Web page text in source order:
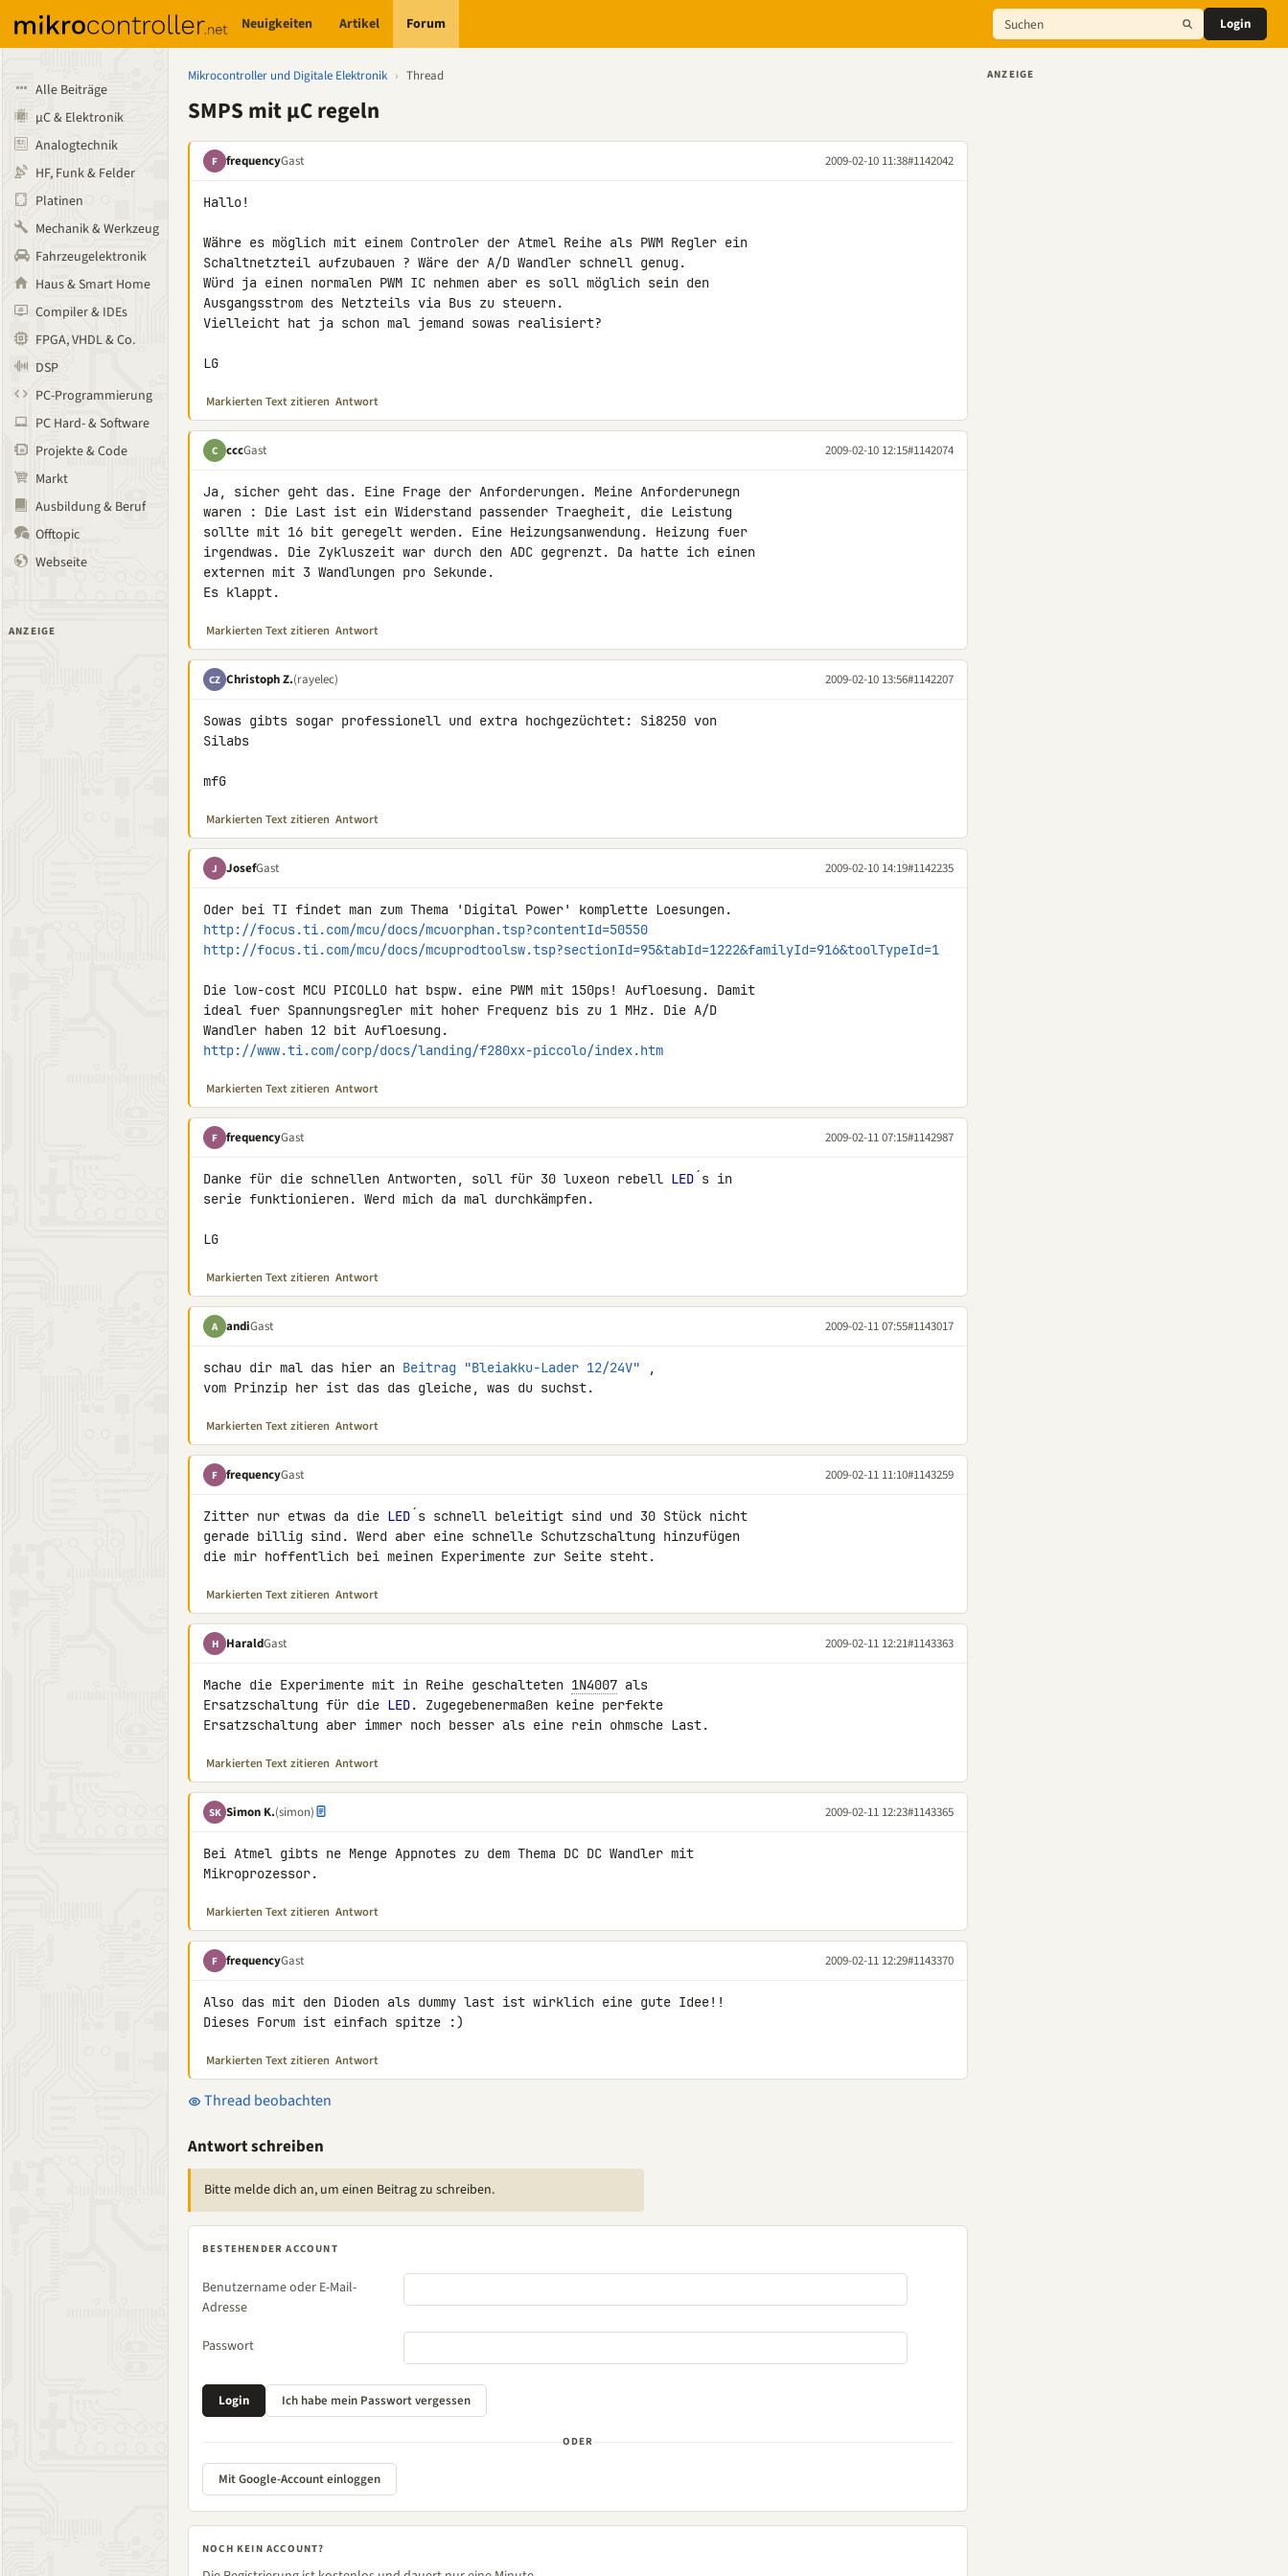
Neuigkeiten Artikel Forum Login
Alle Beiträge
µC & Elektronik
Analogtechnik
HF, Funk & Felder
Platinen
Mechanik & Werkzeug
Fahrzeugelektronik
Haus & Smart Home
Compiler & IDEs
FPGA, VHDL & Co.
DSP
PC-Programmierung
PC Hard- & Software
Projekte & Code
Markt
Ausbildung & Beruf
Offtopic
Webseite
ANZEIGE
Mikrocontroller und Digitale Elektronik › Thread
SMPS mit µC regeln
F frequencyGast 2009-02-10 11:38#1142042
Hallo!
Währe es möglich mit einem Controler der Atmel Reihe als PWM Regler ein
Schaltnetzteil aufzubauen ? Wäre der A/D Wandler schnell genug.
Würd ja einen normalen PWM IC nehmen aber es soll möglich sein den
Ausgangsstrom des Netzteils via Bus zu steuern.
Vielleicht hat ja schon mal jemand sowas realisiert?
LG
Markierten Text zitieren Antwort
C cccGast 2009-02-10 12:15#1142074
Ja, sicher geht das. Eine Frage der Anforderungen. Meine Anforderunegn
waren : Die Last ist ein Widerstand passender Traegheit, die Leistung
sollte mit 16 bit geregelt werden. Eine Heizungsanwendung. Heizung fuer
irgendwas. Die Zykluszeit war durch den ADC gegrenzt. Da hatte ich einen
externen mit 3 Wandlungen pro Sekunde.
Es klappt.
Markierten Text zitieren Antwort
CZ Christoph Z.(rayelec) 2009-02-10 13:56#1142207
Sowas gibts sogar professionell und extra hochgezüchtet: Si8250 von
Silabs
mfG
Markierten Text zitieren Antwort
J JosefGast 2009-02-10 14:19#1142235
http://focus.ti.com/mcu/docs/mcuorphan.tsp?contentId=50550
http://focus.ti.com/mcu/docs/mcuprodtoolsw.tsp?sectionId=95&tabId=1222&familyId=916&toolTypeId=1
Die low-cost MCU PICOLLO hat bspw. eine PWM mit 150ps! Aufloesung. Damit
ideal fuer Spannungsregler mit hoher Frequenz bis zu 1 MHz. Die A/D
http://www.ti.com/corp/docs/landing/f280xx-piccolo/index.htm
Markierten Text zitieren Antwort
F frequencyGast 2009-02-11 07:15#1142987
Danke für die schnellen Antworten, soll für 30 luxeon rebell LED ´s in
serie funktionieren. Werd mich da mal durchkämpfen.
LG
Markierten Text zitieren Antwort
A andiGast 2009-02-11 07:55#1143017
schau dir mal das hier an Beitrag "Bleiakku-Lader 12/24V" ,
vom Prinzip her ist das das gleiche, was du suchst.
Markierten Text zitieren Antwort
F frequencyGast 2009-02-11 11:10#1143259
Zitter nur etwas da die LED ´s schnell beleitigt sind und 30 Stück nicht
gerade billig sind. Werd aber eine schnelle Schutzschaltung hinzufügen
die mir hoffentlich bei meinen Experimente zur Seite steht.
Markierten Text zitieren Antwort
H HaraldGast 2009-02-11 12:21#1143363
Mache die Experimente mit in Reihe geschalteten 1N4007 als
Ersatzschaltung für die LED. Zugegebenermaßen keine perfekte
Ersatzschaltung aber immer noch besser als eine rein ohmsche Last.
Markierten Text zitieren Antwort
SK Simon K.(simon) 2009-02-11 12:23#1143365
Bei Atmel gibts ne Menge Appnotes zu dem Thema DC DC Wandler mit
Mikroprozessor.
Markierten Text zitieren Antwort
F frequencyGast 2009-02-11 12:29#1143370
Also das mit den Dioden als dummy last ist wirklich eine gute Idee!!
Dieses Forum ist einfach spitze :)
Markierten Text zitieren Antwort
Thread beobachten
Antwort schreiben
Bitte melde dich an, um einen Beitrag zu schreiben.
BESTEHENDER ACCOUNT
Benutzername oder E-Mail-
Adresse
Passwort
ODER
Mit Google-Account einloggen
NOCH KEIN ACCOUNT?
ANZEIGE